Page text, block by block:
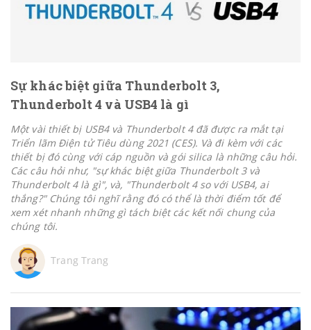
Sự khác biệt giữa Thunderbolt 3,
Thunderbolt 4 và USB4 là gì
Một vài thiết bị USB4 và Thunderbolt 4 đã được ra mắt tại
Triển lãm Điện tử Tiêu dùng 2021 (CES). Và đi kèm với các
thiết bị đó cùng với cáp nguồn và gói silica là những câu hỏi.
Các câu hỏi như, "sự khác biệt giữa Thunderbolt 3 và
Thunderbolt 4 là gì", và, "Thunderbolt 4 so với USB4, ai
thắng?" Chúng tôi nghĩ rằng đó có thể là thời điểm tốt để
xem xét nhanh những gì tách biệt các kết nối chung của
chúng tôi.
Trang Trang